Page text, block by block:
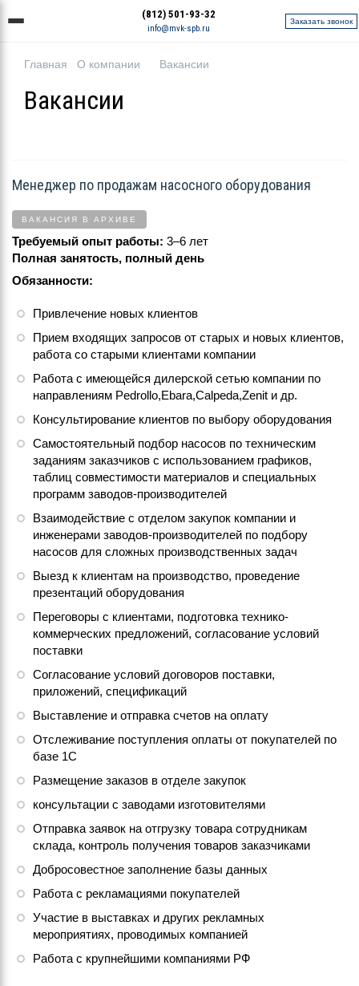
(812) 501-93-32
info@mvk-spb.ru
Заказать звонок
Главная О компании Вакансии
Вакансии
Менеджер по продажам насосного оборудования
ВАКАНСИЯ В АРХИВЕ
Требуемый опыт работы: 3–6 лет
Полная занятость, полный день
Обязанности:
Привлечение новых клиентов
Прием входящих запросов от старых и новых клиентов,
работа со старыми клиентами компании
Работа с имеющейся дилерской сетью компании по
направлениям Pedrollo,Ebara,Calpeda,Zenit и др.
Консультирование клиентов по выбору оборудования
Самостоятельный подбор насосов по техническим
заданиям заказчиков с использованием графиков,
таблиц совместимости материалов и специальных
программ заводов-производителей
Взаимодействие с отделом закупок компании и
инженерами заводов-производителей по подбору
насосов для сложных производственных задач
Выезд к клиентам на производство, проведение
презентаций оборудования
Переговоры с клиентами, подготовка технико-
коммерческих предложений, согласование условий
поставки
Согласование условий договоров поставки,
приложений, спецификаций
Выставление и отправка счетов на оплату
Отслеживание поступления оплаты от покупателей по
базе 1С
Размещение заказов в отделе закупок
консультации с заводами изготовителями
Отправка заявок на отгрузку товара сотрудникам
склада, контроль получения товаров заказчиками
Добросовестное заполнение базы данных
Работа с рекламациями покупателей
Участие в выставках и других рекламных
мероприятиях, проводимых компанией
Работа с крупнейшими компаниями РФ